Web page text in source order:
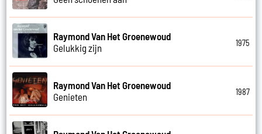
Raymond Van Het Groenewoud
Gelukkig zijn
1975
Raymond Van Het Groenewoud
Genieten
1987